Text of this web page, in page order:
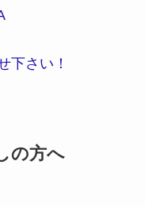
下さい！
の方へ